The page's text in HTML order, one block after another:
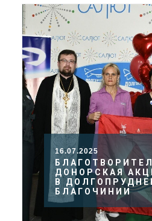
16.07.2025
ДОНОРСКАЯ
В
БЛАГОЧИНИИ